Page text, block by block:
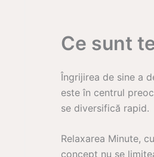
Ce sunt
Îngrijirea de sine a
este în centrul
se diversifică rapid.
Relaxarea Minute,
concept nu se